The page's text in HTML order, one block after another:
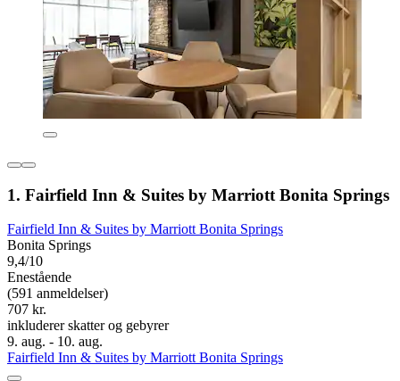
1. Fairfield Inn & Suites by Marriott Bonita Springs
Fairfield Inn & Suites by Marriott Bonita Springs
Bonita Springs
9,4/10
Enestående
(591 anmeldelser)
707 kr.
inkluderer skatter og gebyrer
9. aug. - 10. aug.
Fairfield Inn & Suites by Marriott Bonita Springs